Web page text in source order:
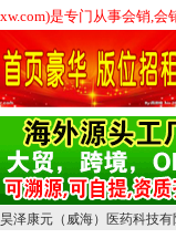
是专门从事会销,会
昊泽康元（威海）医药科技有